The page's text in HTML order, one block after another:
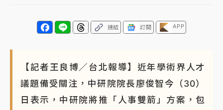
最好玩的父親節！「爸氣集合」出發工程冒險島 邀社
福孩童齊暢玩
水觀浪恐重罰失血
白海豚瘦身！中部以北防劇烈降水 本周天氣展望「多
雨不穩定」
連結 訂閱 APP
【記者王良博／台北報導】近年學術界人才
議題備受關注，中研院院長廖俊智今（30）
日表示，中研院將推「人事雙箭」方案，包